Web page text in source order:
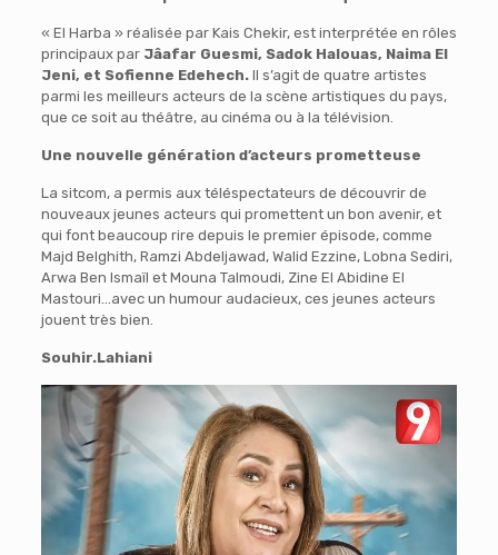
« El Harba » réalisée par Kais Chekir, est interprétée en rôles
principaux par Jâafar Guesmi, Sadok Halouas, Naima El
Jeni, et Sofienne Edehech.Il s’agit de quatre artistes
parmi les meilleurs acteurs de la scène artistiques du pays,
que ce soit au théâtre, au cinéma ou à la télévision.
Une nouvelle génération d’acteurs prometteuse
La sitcom, a permis aux téléspectateurs de découvrir de
nouveaux jeunes acteurs qui promettent un bon avenir, et
qui font beaucoup rire depuis le premier épisode, comme
Majd Belghith, Ramzi Abdeljawad, Walid Ezzine, Lobna Sediri,
Arwa Ben Ismaïl et Mouna Talmoudi, Zine El Abidine El
Mastouri…avec un humour audacieux, ces jeunes acteurs
jouent très bien.
Souhir.Lahiani